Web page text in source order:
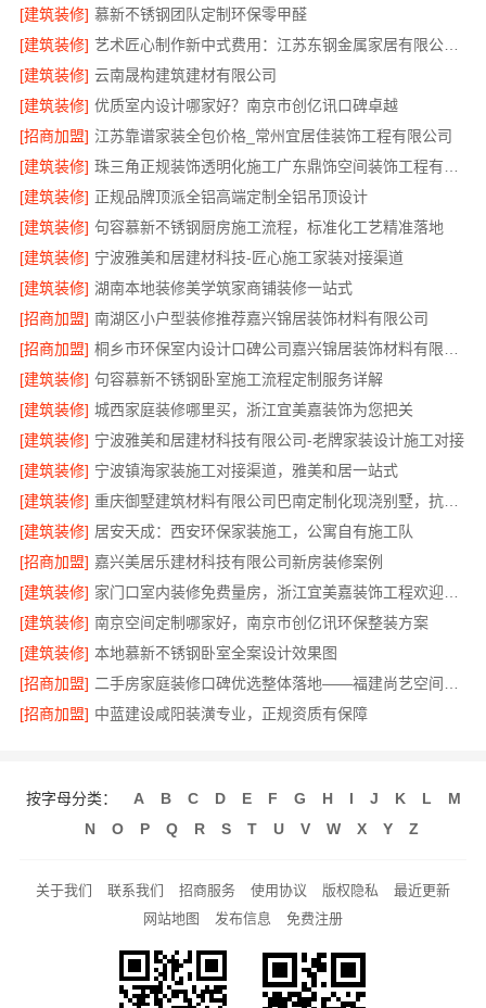
[建筑装修] 慕新不锈钢团队定制环保零甲醛
[建筑装修]
艺术匠心制作新中式费用：江苏东钢金属家居有限公司详解
[建筑装修] 云南晟构建筑建材有限公司
[建筑装修] 优质室内设计哪家好？南京市创亿讯口碑卓越
[招商加盟] 江苏靠谱家装全包价格_常州宜居佳装饰工程有限公司
[建筑装修]
[建筑装修] 正规品牌顶派全铝高端定制全铝吊顶设计
[建筑装修] 句容慕新不锈钢厨房施工流程，标准化工艺精准落地
[建筑装修] 宁波雅美和居建材科技-匠心施工家装对接渠道
[建筑装修] 湖南本地装修美学筑家商铺装修一站式
[招商加盟] 南湖区小户型装修推荐嘉兴锦居装饰材料有限公司
[招商加盟]
[建筑装修] 句容慕新不锈钢卧室施工流程定制服务详解
[建筑装修] 城西家庭装修哪里买，浙江宜美嘉装饰为您把关
[建筑装修] 宁波雅美和居建材科技有限公司-老牌家装设计施工对接
[建筑装修] 宁波镇海家装施工对接渠道，雅美和居一站式
[建筑装修]
重庆御墅建筑材料有限公司巴南定制化现浇别墅，抗震防风
[建筑装修] 居安天成：西安环保家装施工，公寓自有施工队
[招商加盟] 嘉兴美居乐建材科技有限公司新房装修案例
[建筑装修]
[建筑装修] 南京空间定制哪家好，南京市创亿讯环保整装方案
[建筑装修] 本地慕新不锈钢卧室全案设计效果图
[招商加盟]
[招商加盟] 中蓝建设咸阳装潢专业，正规资质有保障
按字母分类： A B C D E F G H I J K L
M
N
O P Q R S T U V W X Y Z
关于我们 联系我们 招商服务 使用协议 版权隐私
最近更新
网站地图
发布信息 免费注册